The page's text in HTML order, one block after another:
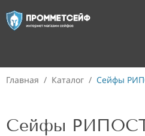
Главная / Каталог / Сейфы
Сейфы РИПОСТ